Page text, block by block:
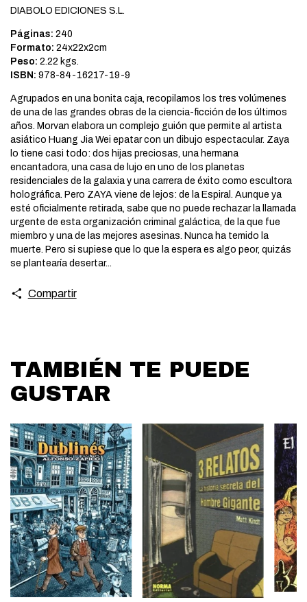
DIABOLO EDICIONES S.L.
Páginas: 240
Formato: 24x22x2cm
Peso: 2.22 kgs.
ISBN: 978-84-16217-19-9
Agrupados en una bonita caja, recopilamos los tres volúmenes
de una de las grandes obras de la ciencia-ficción de los últimos
años. Morvan elabora un complejo guión que permite al artista
asiático Huang Jia Wei epatar con un dibujo espectacular. Zaya
lo tiene casi todo: dos hijas preciosas, una hermana
encantadora, una casa de lujo en uno de los planetas
residenciales de la galaxia y una carrera de éxito como escultora
holográfica. Pero ZAYA viene de lejos: de la Espiral. Aunque ya
esté oficialmente retirada, sabe que no puede rechazar la llamada
urgente de esta organización criminal galáctica, de la que fue
miembro y una de las mejores asesinas. Nunca ha temido la
muerte. Pero si supiese que lo que la espera es algo peor, quizás
se plantearía desertar...
Compartir
TAMBIÉN TE PUEDE
GUSTAR